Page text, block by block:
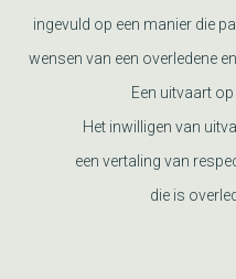
ingevuld op een manier die
wensen van een overledene
Een uitvaart op
Het inwilligen van
een vertaling van
die is